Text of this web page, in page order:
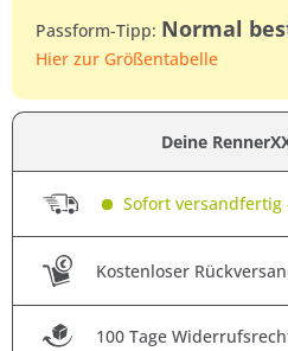
Passform-Tipp: Normal
Hier zur Größentabelle
Deine
Sofort versandfertig
Kostenloser
100 Tage